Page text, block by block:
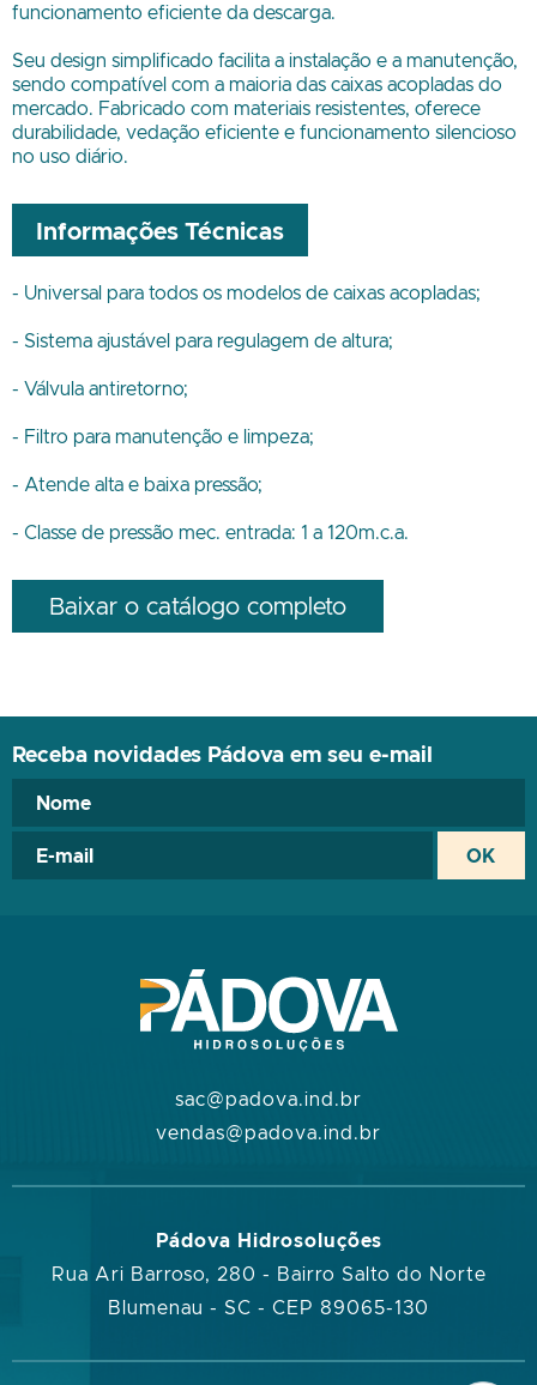
funcionamento eficiente da descarga.
Seu design simplificado facilita a instalação e a manutenção,
sendo compatível com a maioria das caixas acopladas do
mercado. Fabricado com materiais resistentes, oferece
durabilidade, vedação eficiente e funcionamento silencioso
no uso diário.
Informações Técnicas
- Universal para todos os modelos de caixas acopladas;
- Sistema ajustável para regulagem de altura;
- Válvula antiretorno;
- Filtro para manutenção e limpeza;
- Atende alta e baixa pressão;
- Classe de pressão mec. entrada: 1 a 120m.c.a.
Baixar o catálogo completo
Receba novidades Pádova em seu e-mail
sac@padova.ind.br
vendas@padova.ind.br
Pádova Hidrosoluções
Rua Ari Barroso, 280 - Bairro Salto do Norte
Blumenau - SC - CEP 89065-130